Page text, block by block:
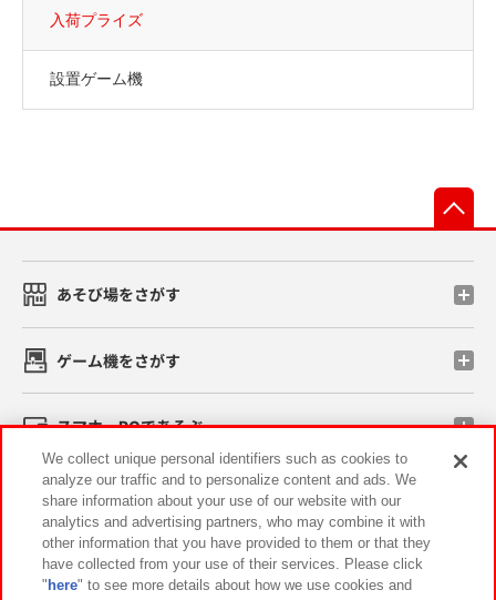
入荷プライズ
設置ゲーム機
あそび場をさがす
ゲーム機をさがす
スマホ・PCであそぶ
イベント・キャンペーン
We collect unique personal identifiers such as cookies to
analyze our traffic and to personalize content and ads. We
share information about your use of our website with our
analytics and advertising partners, who may combine it with
other information that you have provided to them or that they
have collected from your use of their services. Please click
" here" to see more details about how we use cookies and